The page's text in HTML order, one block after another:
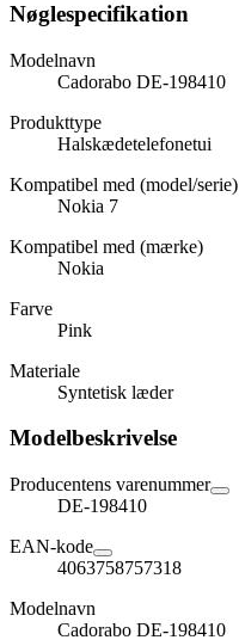
Nøglespecifikation
Modelnavn
Cadorabo DE-198410
Produkttype
Halskædetelefonetui
Kompatibel med (model/serie)
Nokia 7
Kompatibel med (mærke)
Nokia
Farve
Pink
Materiale
Syntetisk læder
Modelbeskrivelse
Producentens varenummer
DE-198410
EAN-kode
4063758757318
Modelnavn
Cadorabo DE-198410